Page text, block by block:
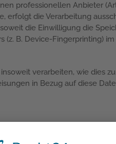
professionellen Anbieter
erfolgt die Verarbeitung
soweit die Einwilligung die
B. Device-Fingerprinting)
verarbeiten, wie dies
in Bezug auf diese